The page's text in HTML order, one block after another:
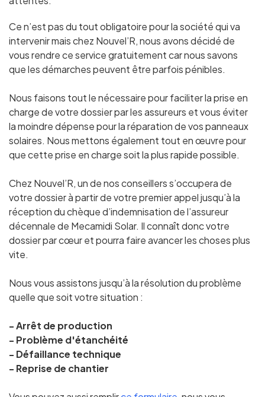
Ce n’est pas du tout obligatoire pour la société qui va
intervenir mais chez Nouvel’R, nous avons décidé de
vous rendre ce service gratuitement car nous savons
que les démarches peuvent être parfois pénibles.
Nous faisons tout le nécessaire pour faciliter la prise en
charge de votre dossier par les assureurs et vous éviter
la moindre dépense pour la réparation de vos panneaux
solaires. Nous mettons également tout en œuvre pour
que cette prise en charge soit la plus rapide possible.
Chez Nouvel’R, un de nos conseillers s’occupera de
votre dossier à partir de votre premier appel jusqu’à la
réception du chèque d’indemnisation de l’assureur
décennalede Mecamidi Solar. Il connaît donc votre
dossier par cœur et pourra faire avancer les choses plus
vite.
Nous vous assistons jusqu’à la résolution du problème
quelle que soit votre situation :
- Arrêt de production
- Problème d'étanchéité
- Défaillance technique
- Reprise de chantier